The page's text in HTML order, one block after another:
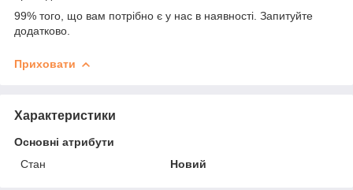
99% того, що вам потрібно є у нас в наявності. Запитуйте
додатково.
Приховати
Характеристики
Основні атрибути
Стан
Новий